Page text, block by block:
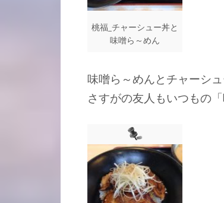
桃福_チャーシュー丼と
味噌ら～めん
味噌ら～めんとチャーシュ
さすがの友人もいつもの